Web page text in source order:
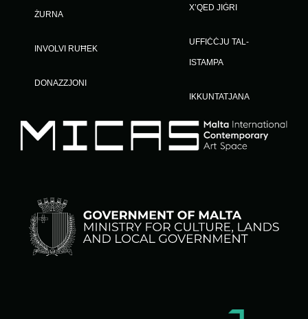
ŻURNA
INVOLVI RUĦEK
DONAZZJONI
X’QED JIĠRI
UFFIĊĊJU TAL-
ISTAMPA
IKKUNTATJANA